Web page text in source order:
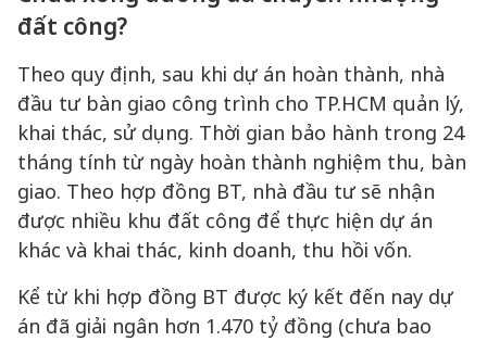
đất công?
Theo quy định, sau khi dự án hoàn thành, nhà
đầu tư bàn giao công trình cho TP.HCM quản lý,
khai thác, sử dụng. Thời gian bảo hành trong 24
tháng tính từ ngày hoàn thành nghiệm thu, bàn
giao. Theo hợp đồng BT, nhà đầu tư sẽ nhận
được nhiều khu đất công để thực hiện dự án
khác và khai thác, kinh doanh, thu hồi vốn.
Kể từ khi hợp đồng BT được ký kết đến nay dự
án đã giải ngân hơn 1.470 tỷ đồng (chưa bao